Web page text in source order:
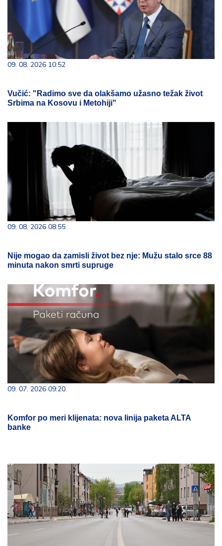
09. 08. 2026 10:52
Vučić: "Radimo sve da olakšamo užasno težak život
Srbima na Kosovu i Metohiji"
09. 08. 2026 08:55
Nije mogao da zamisli život bez nje: Mužu stalo srce 88
minuta nakon smrti supruge
09. 07. 2026 09:20
Komfor po meri klijenata: nova linija paketa ALTA
banke